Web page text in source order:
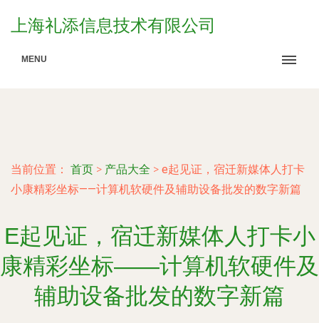
上海礼添信息技术有限公司
MENU
当前位置： 首页 > 产品大全 > e起见证，宿迁新媒体人打卡
小康精彩坐标——计算机软硬件及辅助设备批发的数字新篇
E起见证，宿迁新媒体人打卡小
康精彩坐标——计算机软硬件及
辅助设备批发的数字新篇